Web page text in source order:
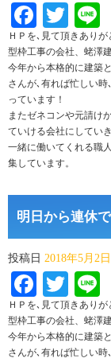
ＨＰを､見て頂きありが
型枠工事の会社、蛯澤
今年から本格的に建築
さんが､有れば忙しい
っています！
またゼネコンや元請け
ていける会社にしてい
一緒に働いてくれる職
集しています。
明日から連休
投稿日 2018年5月2日
ＨＰを､見て頂きありが
型枠工事の会社、蛯澤
今年から本格的に建築
さんが､有れば忙しい